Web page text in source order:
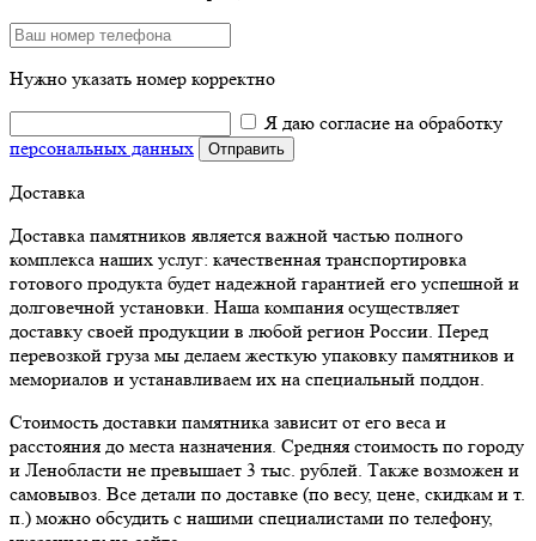
Нужно указать номер корректно
Я даю согласие на обработку
персональных данных
Доставка
Доставка памятников является важной частью полного
комплекса наших услуг: качественная транспортировка
готового продукта будет надежной гарантией его успешной и
долговечной установки. Наша компания осуществляет
доставку своей продукции в любой регион России. Перед
перевозкой груза мы делаем жесткую упаковку памятников и
мемориалов и устанавливаем их на специальный поддон.
Стоимость доставки памятника зависит от его веса и
расстояния до места назначения. Средняя стоимость по городу
и Ленобласти не превышает 3 тыс. рублей. Также возможен и
самовывоз. Все детали по доставке (по весу, цене, скидкам и т.
п.) можно обсудить с нашими специалистами по телефону,